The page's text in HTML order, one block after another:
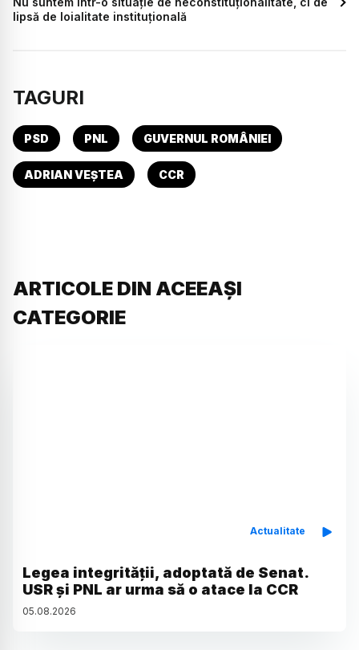
lipsă de loialitate instituțională
TAGURI
PSD PNL GUVERNUL ROMÂNIEI
ADRIAN VEȘTEA CCR
ARTICOLE DIN ACEEAȘI
CATEGORIE
Actualitate
Legea integrității, adoptată de Senat.
USR și PNL ar urma să o atace la CCR
05.08.2026